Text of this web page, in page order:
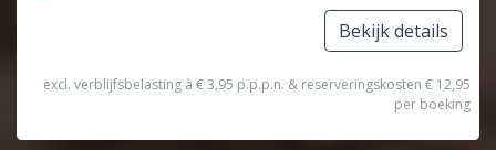
Bekijk details
excl. verblijfsbelasting à € 3,95 p.p.p.n. & reserveringskosten € 12,95
per boeking